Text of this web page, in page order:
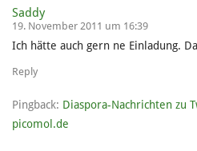
Saddy
19. November 2011 um 16:39
Ich hätte auch gern ne Einladung.
Reply
Pingback: Diaspora-Nachrichten zu
picomol.de